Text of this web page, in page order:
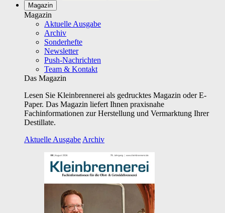
Magazin
Magazin
Aktuelle Ausgabe
Archiv
Sonderhefte
Newsletter
Push-Nachrichten
Team & Kontakt
Das Magazin
Lesen Sie Kleinbrennerei als gedrucktes Magazin oder E-
Paper. Das Magazin liefert Ihnen praxisnahe
Fachinformationen zur Herstellung und Vermarktung Ihrer
Destillate.
Aktuelle Ausgabe Archiv